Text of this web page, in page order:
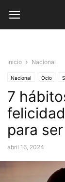
Inicio Nacional
Nacional Ocio
7
para
abril 16, 2024